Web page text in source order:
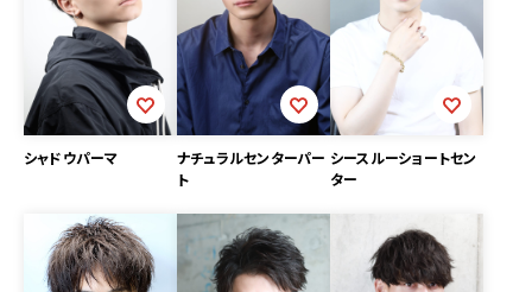
シャドウパーマ
ナチュラルセンターパー
ト
シースルーショートセン
ター